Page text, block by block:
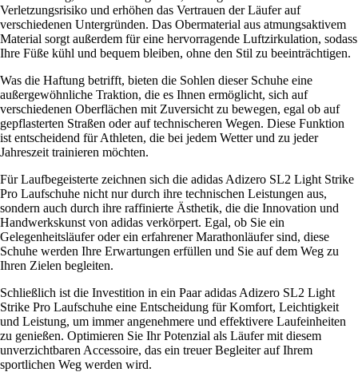
Verletzungsrisiko und erhöhen das Vertrauen der Läufer auf
verschiedenen Untergründen. Das Obermaterial aus atmungsaktivem
Material sorgt außerdem für eine hervorragende Luftzirkulation, sodass
Ihre Füße kühl und bequem bleiben, ohne den Stil zu beeinträchtigen.
Was die Haftung betrifft, bieten die Sohlen dieser Schuhe eine
außergewöhnliche Traktion, die es Ihnen ermöglicht, sich auf
verschiedenen Oberflächen mit Zuversicht zu bewegen, egal ob auf
gepflasterten Straßen oder auf technischeren Wegen. Diese Funktion
ist entscheidend für Athleten, die bei jedem Wetter und zu jeder
Jahreszeit trainieren möchten.
Für Laufbegeisterte zeichnen sich die adidas Adizero SL2 Light Strike
Pro Laufschuhe nicht nur durch ihre technischen Leistungen aus,
sondern auch durch ihre raffinierte Ästhetik, die die Innovation und
Handwerkskunst von adidas verkörpert. Egal, ob Sie ein
Gelegenheitsläufer oder ein erfahrener Marathonläufer sind, diese
Schuhe werden Ihre Erwartungen erfüllen und Sie auf dem Weg zu
Ihren Zielen begleiten.
Schließlich ist die Investition in ein Paar adidas Adizero SL2 Light
Strike Pro Laufschuhe eine Entscheidung für Komfort, Leichtigkeit
und Leistung, um immer angenehmere und effektivere Laufeinheiten
zu genießen. Optimieren Sie Ihr Potenzial als Läufer mit diesem
unverzichtbaren Accessoire, das ein treuer Begleiter auf Ihrem
sportlichen Weg werden wird.